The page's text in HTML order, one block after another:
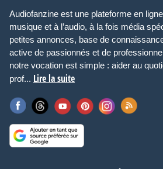
Audiofanzine est une plateforme en
musique et à l’audio, à la fois média
petites annonces, base de
active de passionnés et de
notre vocation est simple : aider au
prof... Lire la suite